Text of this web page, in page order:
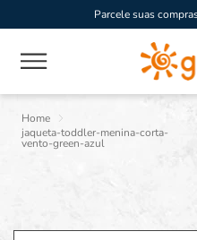
Parcele suas
jaqueta-toddler-menina-corta-
vento-green-azul